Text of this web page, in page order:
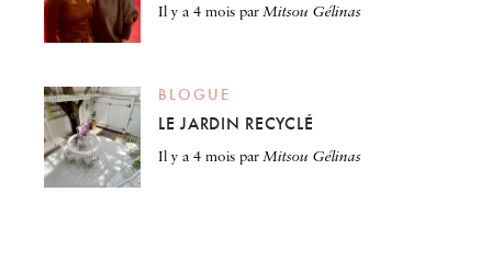
il y a 4 mois parMitsou Gélinas
BLOGUE
LE JARDIN RECYCLÉ
il y a 4 mois parMitsou Gélinas